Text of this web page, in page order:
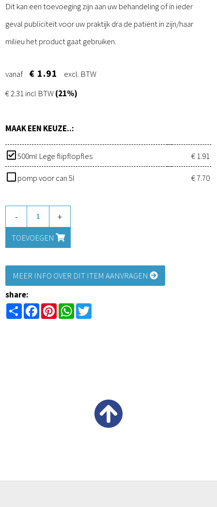
Dit kan een toevoeging zijn aan uw behandeling of in ieder
geval publiciteit voor uw praktijk dra de patiënt in zijn/haar
milieu het product gaat gebruiken.
vanaf € 1.91
excl. BTW
€ 2.31 incl BTW(21%)
MAAK EEN KEUZE..:
500ml Lege flipflopfles € 1.91
pomp voor can 5l € 7.70
- +
TOEVOEGEN
MEER INFO OVER DIT ITEM AANVRAGEN
share:
ShareFacebookPinterestWhatsApp